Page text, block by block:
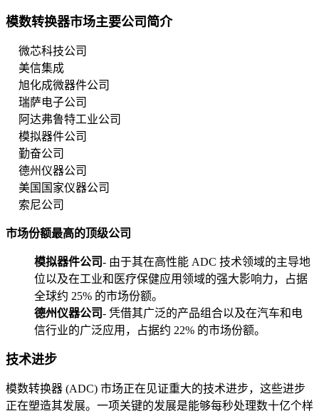
模数转换器市场主要公司简介
微芯科技公司
美信集成
旭化成微器件公司
瑞萨电子公司
阿达弗鲁特工业公司
模拟器件公司
勤奋公司
德州仪器公司
美国国家仪器公司
索尼公司
市场份额最高的顶级公司
模拟器件公司- 由于其在高性能 ADC 技术领域的主导地
位以及在工业和医疗保健应用领域的强大影响力，占据
全球约 25% 的市场份额。
德州仪器公司- 凭借其广泛的产品组合以及在汽车和电
信行业的广泛应用，占据约 22% 的市场份额。
技术进步
模数转换器 (ADC) 市场正在见证重大的技术进步，这些进步
正在塑造其发展。一项关键的发展是能够每秒处理数十亿个样